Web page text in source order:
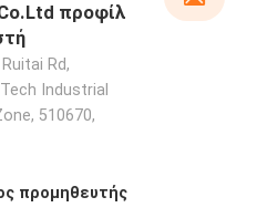
προφίλ
Rd,
Industrial
510670,
προμηθευτής